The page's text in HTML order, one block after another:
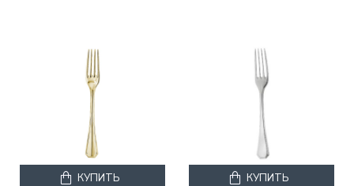
КУПИТЬ КУПИТЬ